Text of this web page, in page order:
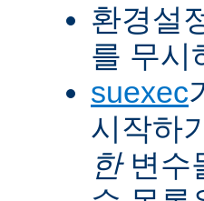
환경설
를 무시
suexec
시작하
한변수